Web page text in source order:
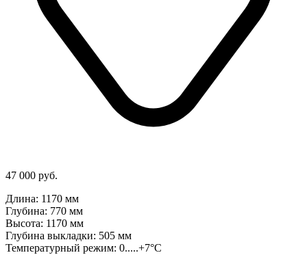
47 000 руб.
Длина: 1170 мм
Глубина: 770 мм
Высота: 1170 мм
Глубина выкладки: 505 мм
Температурный режим: 0.....+7°C